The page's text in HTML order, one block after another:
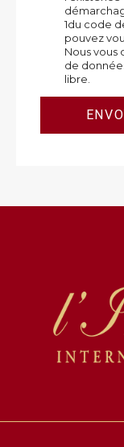
1du code
pouvez
Nous vous
de
libre.